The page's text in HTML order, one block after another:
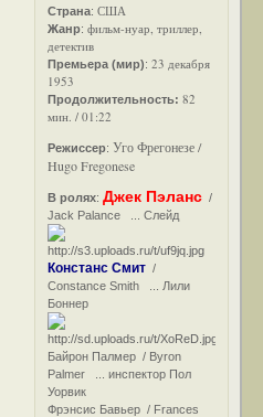
Страна:США
Жанр:фильм-нуар, триллер,
детектив
Премьера (мир):23 декабря
1953
Продолжительность:82
мин. / 01:22
Режиссер:Уго Фрегонезе /
Hugo Fregonese
В ролях:Джек Пэланс /
Jack Palance ... Слейд
Констанс Смит /
Constance Smith ... Лили
Боннер
Байрон Палмер / Byron
Palmer ... инспектор Пол
Уорвик
Фрэнсис Бавьер / Frances